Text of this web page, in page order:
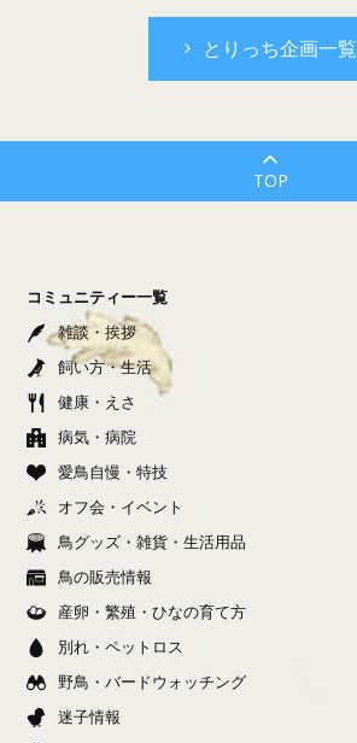
とりっち企画一覧
TOP
コミュニティー一覧
雑談・挨拶
飼い方・生活
健康・えさ
病気・病院
愛鳥自慢・特技
オフ会・イベント
鳥グッズ・雑貨・生活用品
鳥の販売情報
産卵・繁殖・ひなの育て方
別れ・ペットロス
野鳥・バードウォッチング
迷子情報